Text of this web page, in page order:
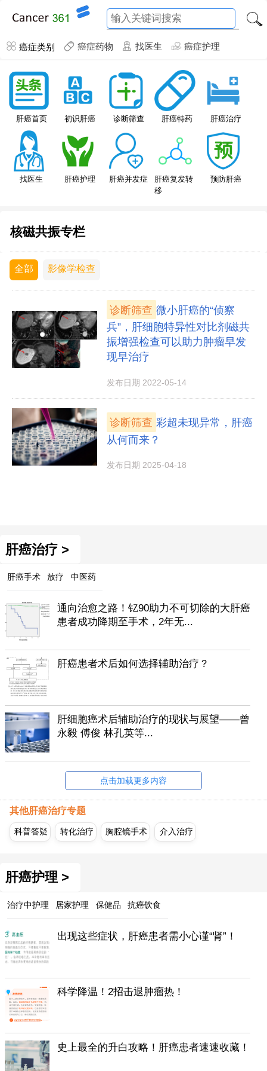
癌症类别 癌症药物 找医生 癌症护理
肝癌首页 初识肝癌 诊断筛查 肝癌特药 肝癌治疗
找医生 肝癌护理 肝癌并发症
肝癌复发转
移
预防肝癌
核磁共振专栏
全部 影像学检查
诊断筛查 微小肝癌的“侦察
兵”，肝细胞特异性对比剂磁共
振增强检查可以助力肿瘤早发
现早治疗
发布日期 2022-05-14
诊断筛查 彩超未现异常，肝癌
从何而来？
发布日期 2025-04-18
肝癌治疗 >
肝癌手术 放疗 中医药
通向治愈之路！钇90助力不可切除的大肝癌
患者成功降期至手术，2年无...
肝癌患者术后如何选择辅助治疗？
肝细胞癌术后辅助治疗的现状与展望——曾
永毅 傅俊 林孔英等...
点击加载更多内容
其他肝癌治疗专题
科普答疑 转化治疗 胸腔镜手术 介入治疗
肝癌护理 >
治疗中护理 居家护理 保健品 抗癌饮食
出现这些症状，肝癌患者需小心谨“肾”！
科学降温！2招击退肿瘤热！
史上最全的升白攻略！肝癌患者速速收藏！